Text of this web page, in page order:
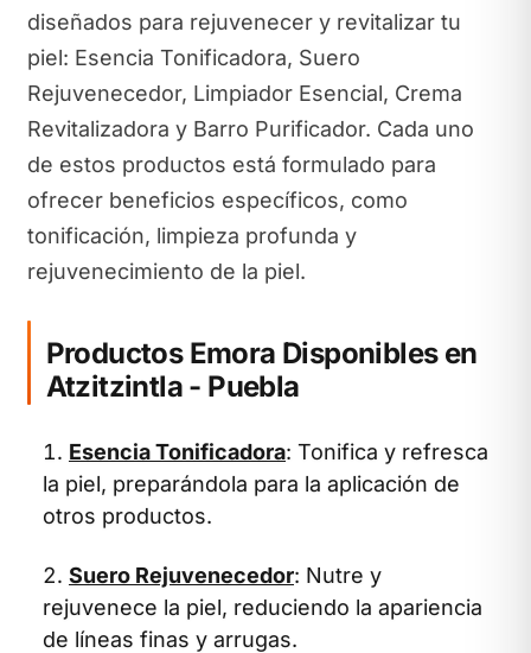
diseñados para rejuvenecer y revitalizar tu
piel: Esencia Tonificadora, Suero
Rejuvenecedor, Limpiador Esencial, Crema
Revitalizadora y Barro Purificador. Cada uno
de estos productos está formulado para
ofrecer beneficios específicos, como
tonificación, limpieza profunda y
rejuvenecimiento de la piel.
Productos Emora Disponibles en
Atzitzintla - Puebla
Esencia Tonificadora: Tonifica y refresca
la piel, preparándola para la aplicación de
otros productos.
Suero Rejuvenecedor: Nutre y
rejuvenece la piel, reduciendo la apariencia
de líneas finas y arrugas.